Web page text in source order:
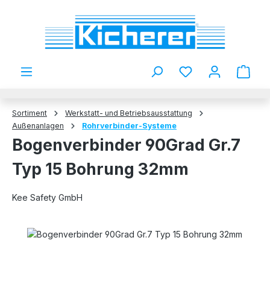
Zum Hauptinhalt springen
Du hast 0
Sortiment
Werkstatt- und Betriebsausstattung
Außenanlagen
Rohrverbinder-Systeme
Bogenverbinder 90Grad Gr.7
Typ 15 Bohrung 32mm
Kee Safety GmbH
Bildergalerie überspringen